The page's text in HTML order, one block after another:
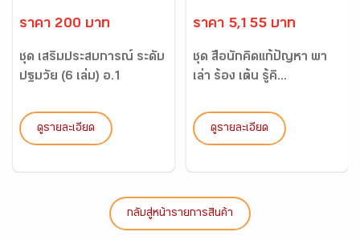
ราคา 200 บาท
ชุด เสริมประสบการณ์ ระดับ
ปฐมวัย (6 เล่ม) อ.1
ดูรายละเอียด
ราคา 5,155 บาท
ชุด สื่อนักคิดแก้ปัญหา พา
เล่า ร้อง เต้น รู้คิ...
ดูรายละเอียด
กลับสู่หน้ารายการสินค้า